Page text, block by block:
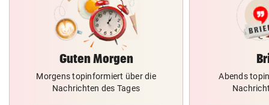
Guten Morgen
Morgens topinformiert über die
Nachrichten des Tages
Abends